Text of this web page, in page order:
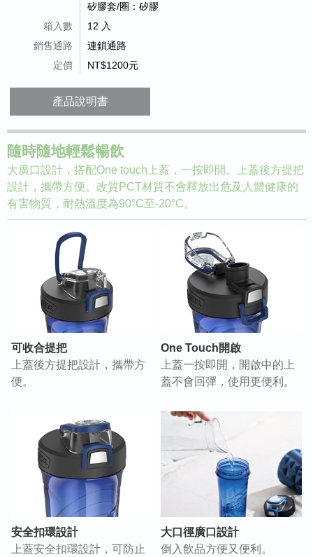
矽膠套/圈：矽膠
箱入數
12 入
銷售通路
連鎖通路
定價
NT$1200元
產品說明書
隨時隨地輕鬆暢飲
大廣口設計，搭配One touch上蓋，一按即開。上蓋後方提把
設計，攜帶方便。改質PCT材質不會釋放出危及人體健康的
有害物質，耐熱溫度為90°C至-20°C。
可收合提把
上蓋後方提把設計，攜帶方
便。
One Touch開啟
上蓋一按即開，開啟中的上
蓋不會回彈，使用更便利。
安全扣環設計
上蓋安全扣環設計，可防止
大口徑廣口設計
倒入飲品方便又便利。